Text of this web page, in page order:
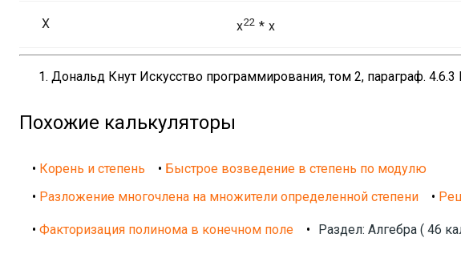
X x22 * x
Дональд Кнут Искусство программирования, том 2, параграф.
Похожие калькуляторы
• Корень и степень • Быстрое возведение в степень по модулю
• Разложение многочлена на множители определенной степени •
• Факторизация полинома в конечном поле • Раздел: Алгебра ( 46